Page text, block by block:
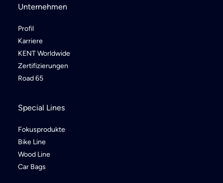
Unternehmen
Profil
Karriere
KENT Worldwide
Zertifizierungen
Road 65
Special Lines
Fokusprodukte
Bike Line
Wood Line
Car Bags